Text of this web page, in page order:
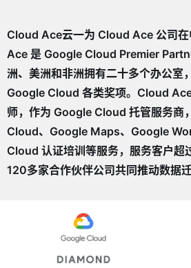
Cloud Ace云一为 Cloud Ace 公司
Ace 是 Google Cloud Premier
洲、美洲和非洲拥有二十多个办公室
Google Cloud 各类奖项。Cloud
师，作为 Google Cloud 托管服务商
Cloud、Google Maps、Google
Cloud 认证培训等服务，服务客户
120多家合作伙伴公司共同推动数据迁